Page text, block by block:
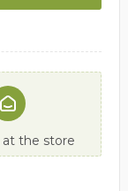
at the store